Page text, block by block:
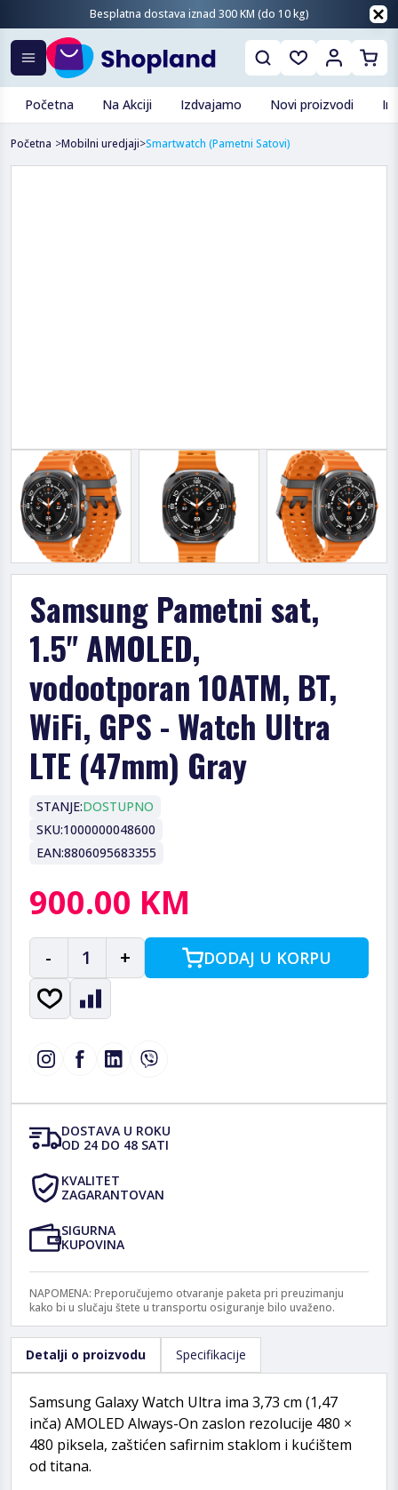
Besplatna dostava iznad 300 KM (do 10 kg)
Početna Na Akciji Izdvajamo Novi proizvodi
Početna >Mobilni uredjaji>Smartwatch (pametni Satovi)
Samsung Pametni sat,
1.5" AMOLED,
vodootporan 10ATM, BT,
WiFi, GPS - Watch Ultra
LTE (47mm) Gray
STANJE:DOSTUPNO
SKU:1000000048600
EAN:8806095683355
900.00 KM
- 1 + DODAJ U KORPU
DOSTAVA U ROKU
OD 24 DO 48 SATI
KVALITET
ZAGARANTOVAN
SIGURNA
KUPOVINA
NAPOMENA: Preporučujemo otvaranje paketa pri preuzimanju
kako bi u slučaju štete u transportu osiguranje bilo uvaženo.
Detalji o proizvodu Specifikacije
Samsung Galaxy Watch Ultra ima 3,73 cm (1,47
inča) AMOLED Always-On zaslon rezolucije 480 ×
480 piksela, zaštićen safirnim staklom i kućištem
od titana.